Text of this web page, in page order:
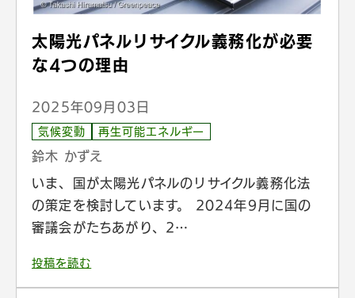
太陽光パネルリサイクル義務化が必要
な4つの理由
2025年09月03日
気候変動 再生可能エネルギー
鈴木 かずえ
いま、国が太陽光パネルのリサイクル義務化法
の策定を検討しています。 2024年9月に国の
審議会がたちあがり、2…
投稿を読む